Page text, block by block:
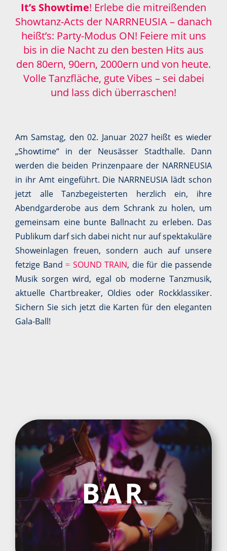
It’s Showtime! Erlebe die mitreißenden
Showtanz-Acts der NARRNEUSIA – danach
heißt’s: Party-Modus ON! Feiere mit uns
bis in die Nacht zu den besten Hits aus
den 80ern, 90ern, 2000ern und von heute.
Volle Tanzfläche, gute Vibes – sei dabei
und lass dich überraschen!
Am Samstag, den 02. Januar 2027 heißt es wieder
„Showtime“ in der Neusässer Stadthalle. Dann
werden die beiden Prinzenpaare der NARRNEUSIA
in ihr Amt eingeführt. Die NARRNEUSIA lädt schon
jetzt alle Tanzbegeisterten herzlich ein, ihre
Abendgarderobe aus dem Schrank zu holen, um
gemeinsam eine bunte Ballnacht zu erleben. Das
Publikum darf sich dabei nicht nur auf spektakuläre
Showeinlagen freuen, sondern auch auf unsere
fetzige Band = SOUND TRAIN, die für die passende
Musik sorgen wird, egal ob moderne Tanzmusik,
aktuelle Chartbreaker, Oldies oder Rockklassiker.
Sichern Sie sich jetzt die Karten für den eleganten
Gala-Ball!
BAR
Cocktail
gefällig?
Geniessen Sie bei guter
Musik unsere Cocktails von
alkoholfrei bis zu unserem
speziellen Samurai-Cocktail.